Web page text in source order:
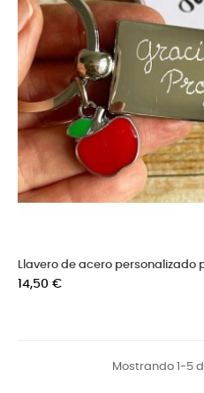
Llavero de acero personalizado
Precio
14,50 €
Mostrando 1-5